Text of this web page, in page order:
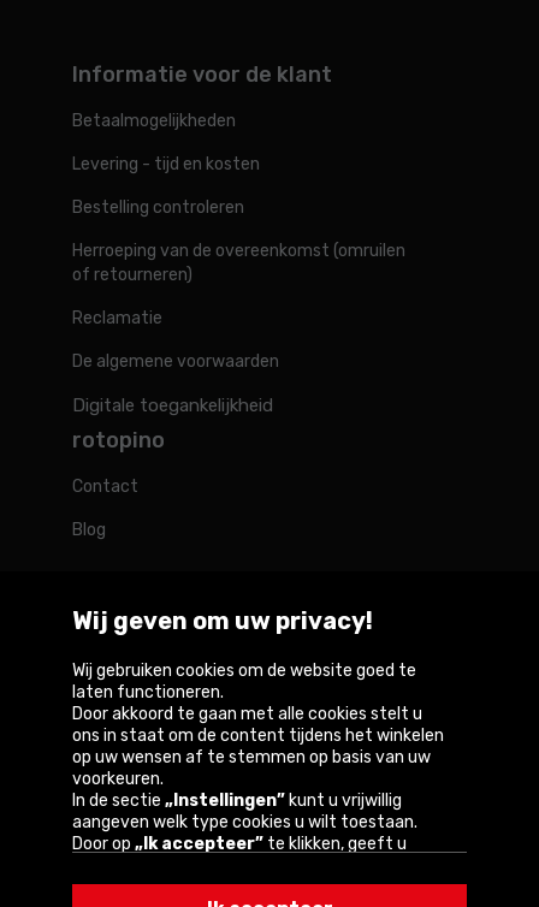
Informatie voor de klant
Betaalmogelijkheden
Levering - tijd en kosten
Bestelling controleren
Herroeping van de overeenkomst (omruilen
of retourneren)
Reclamatie
De algemene voorwaarden
Digitale toegankelijkheid
rotopino
Contact
Blog
Rotopino in de wereld
Belgique België Deutschland France Österreich
Copyright © 2026
Wij geven om uw privacy!
Wij gebruiken cookies om de website goed te
laten functioneren.
Door akkoord te gaan met alle cookies stelt u
ons in staat om de content tijdens het winkelen
op uw wensen af te stemmen op basis van uw
voorkeuren.
In de sectie „Instellingen” kunt u vrijwillig
aangeven welk type cookies u wilt toestaan.
Door op „Ik accepteer” te klikken, geeft u
volgens de instellingen van uw browser.